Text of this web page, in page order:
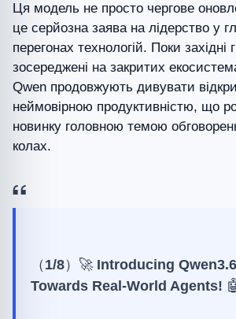
Ця модель не просто чергове
це серйозна заява на лідерство у
перегонах технологій. Поки західні
зосереджені на закритих
Qwen продовжують дивувати
неймовірною продуктивністю, що
новинку головною темою
колах.
（1/8）🚀 Introducing
Towards Real-World Agents!